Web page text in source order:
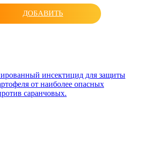
ДОБАВИТЬ
инсектицид для защиты
от наиболее опасных
саранчовых.